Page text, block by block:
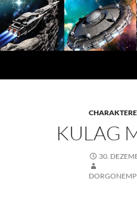
Zum
Inhalt
springen
CHARAKTERE
KULAG
30.